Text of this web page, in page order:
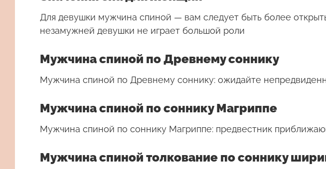
Для девушки мужчина спиной — вам следует быть более
незамужней девушки не играет большой роли
Мужчина спиной по Древнему соннику
Мужчина спиной по Древнему соннику: ожидайте
Мужчина спиной по соннику Магриппе
Мужчина спиной по соннику Магриппе: предвестник
Мужчина спиной толкование по соннику